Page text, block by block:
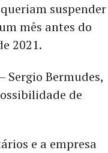
suspender
mês antes do
2021.
Sergio Bermudes,
de
e a empresa